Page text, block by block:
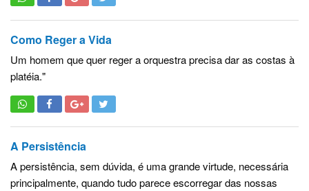
Como Reger a Vida
Um homem que quer reger a orquestra precisa dar as costas à
platéia."
A Persistência
A persistência, sem dúvida, é uma grande virtude, necessária
principalmente, quando tudo parece escorregar das nossas